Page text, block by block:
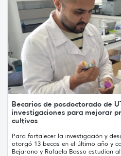
Becarios de posdoctorado de
investigaciones para mejorar
cultivos
Para fortalecer la investigación y
otorgó 13 becas en el último año y
Bejarano y Rafaela Basso estudian